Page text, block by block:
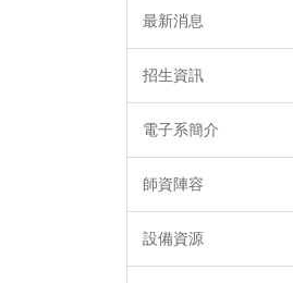
最新消息
招生資訊
電子系簡介
師資陣容
設備資源